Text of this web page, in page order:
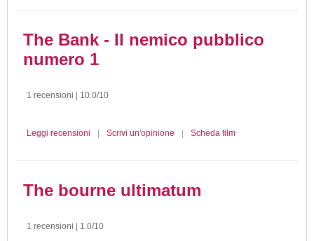
The Bank - Il nemico pubblico
numero 1
1 recensioni | 10.0/10
Leggi recensioni Scrivi un'opinione Scheda film
The bourne ultimatum
1 recensioni | 1.0/10